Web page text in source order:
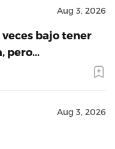
Aug 3, 2026
veces bajo tener
pero…
Aug 3, 2026